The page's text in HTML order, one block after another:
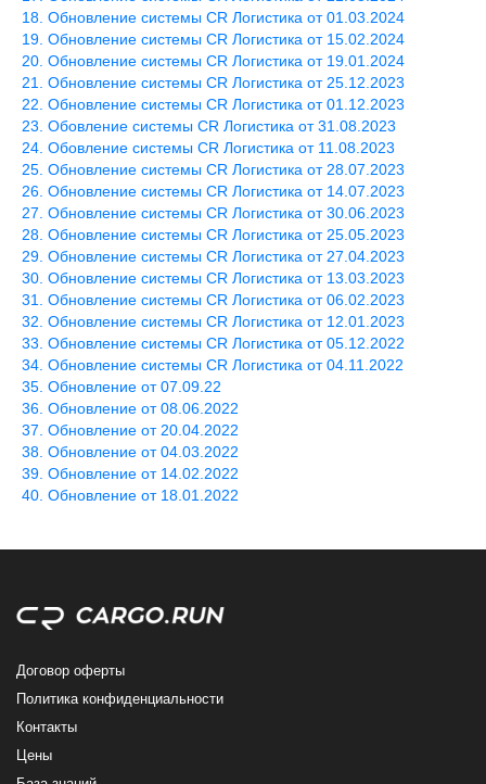
Обновление системы CR Логистика от 01.03.2024
Обновление системы CR Логистика от 15.02.2024
Обновление системы CR Логистика от 19.01.2024
Обновление системы CR Логистика от 25.12.2023
Обновление системы CR Логистика от 01.12.2023
Обовление системы CR Логистика от 31.08.2023
Обовление системы CR Логистика от 11.08.2023
Обновление системы CR Логистика от 28.07.2023
Обновление системы CR Логистика от 14.07.2023
Обновление системы CR Логистика от 30.06.2023
Обновление системы CR Логистика от 25.05.2023
Обновление системы CR Логистика от 27.04.2023
Обновление системы CR Логистика от 13.03.2023
Обновление системы CR Логистика от 06.02.2023
Обновление системы CR Логистика от 12.01.2023
Обновление системы CR Логистика от 05.12.2022
Обновление системы CR Логистика от 04.11.2022
Обновление от 07.09.22
Обновление от 08.06.2022
Обновление от 20.04.2022
Обновление от 04.03.2022
Обновление от 14.02.2022
Обновление от 18.01.2022
Договор оферты
Политика конфиденциальности
Контакты
Цены